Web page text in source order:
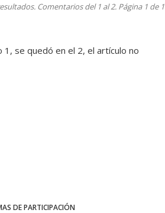
Comentarios del 1 al 2. Página 1 de 1
1, se quedó en el 2, el artículo no
DE PARTICIPACIÓN